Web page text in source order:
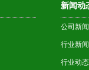
新闻动
公司新闻
行业新闻
行业动态